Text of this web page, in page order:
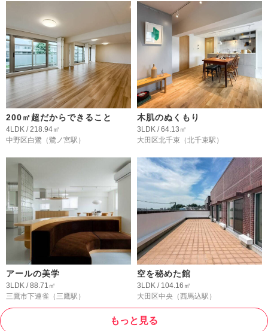
200㎡超だからできること
4LDK / 218.94㎡
中野区白鷺 （鷺ノ宮駅）
木肌のぬくもり
3LDK / 64.13㎡
大田区北千束 （北千束駅）
アールの美学
3LDK / 88.71㎡
三鷹市下連雀 （三鷹駅）
空を秘めた館
3LDK / 104.16㎡
大田区中央 （西馬込駅）
もっと見る